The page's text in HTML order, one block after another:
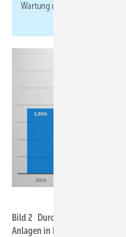
Wartung und der Entsorgung.“
Bild 2 Durchschnittliche
Anlagen in Deutschland für die